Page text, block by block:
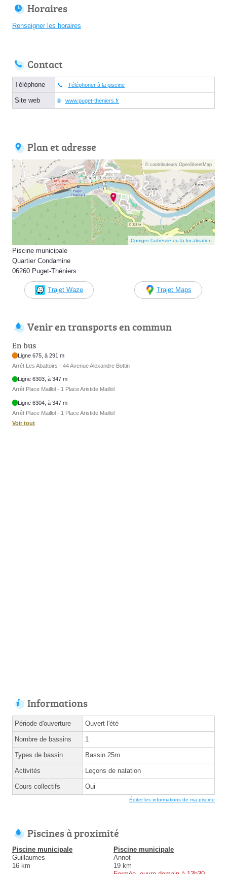
Horaires
Renseigner les horaires
Contact
Téléphone Téléphoner à la piscine
Site web www.puget-theniers.fr
Plan et adresse
© contributeurs OpenStreetMap
Corriger l’adresse ou la localisation
Piscine municipale
Quartier Condamine
06260 Puget-Théniers
Trajet Waze Trajet Maps
Venir en transports en commun
En bus
Ligne 675, à 291 m
Arrêt Les Abattoirs - 44 Avenue Alexandre Bottin
Ligne 6303, à 347 m
Arrêt Place Maillol - 1 Place Aristide Maillol
Ligne 6304, à 347 m
Arrêt Place Maillol - 1 Place Aristide Maillol
Voir tout
Informations
Période d'ouverture Ouvert l'été
Nombre de bassins 1
Types de bassin Bassin 25m
Activités Leçons de natation
Cours collectifs Oui
Éditer les informations de ma piscine
Piscines à proximité
Piscine municipale
Guillaumes
16 km
Piscine municipale
Annot
19 km